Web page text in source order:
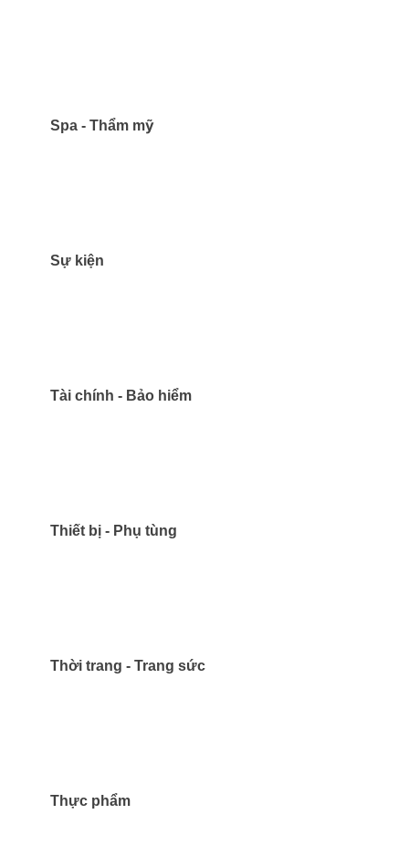
Spa - Thẩm mỹ
Sự kiện
Tài chính - Bảo hiểm
Thiết bị - Phụ tùng
Thời trang - Trang sức
Thực phẩm